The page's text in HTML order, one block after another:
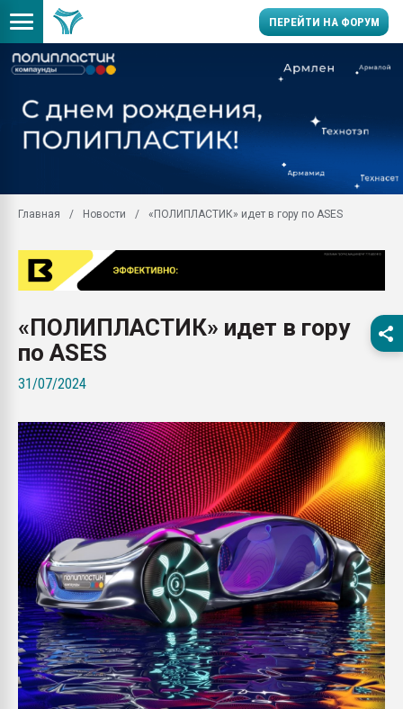
ПЕРЕЙТИ НА ФОРУМ
заводу пластмасс"
Помощь в подборе
Вакуум-формовочные
первый план в
пластмасс
бутылок
ПЕРЕЙТИ НА
Главная Новости «ПОЛИПЛАСТИК» идет в гору по ASES
«ПОЛИПЛАСТИК» идет в гору
по ASES
31/07/2024